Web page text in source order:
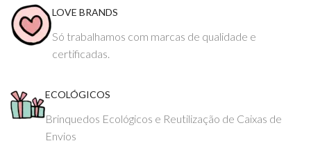
LOVE BRANDS
Só trabalhamos com marcas de qualidade e
certificadas.
ECOLÓGICOS
Brinquedos Ecológicos e Reutilização de Caixas de
Envios